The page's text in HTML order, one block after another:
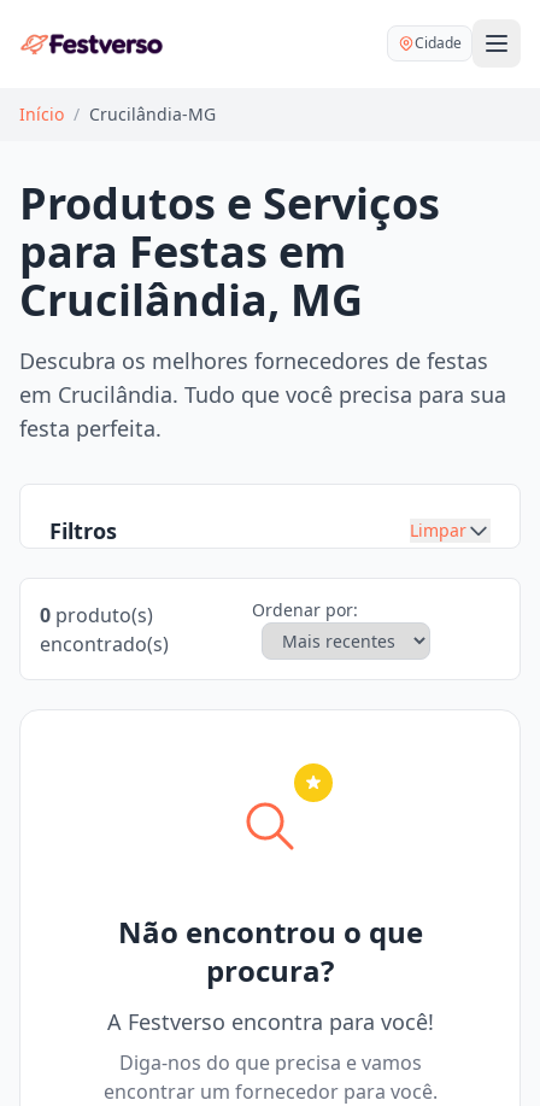
Cidade
Balões delivery
Decoração personalizada
Pegue e Monte
Festa na mesa
Mesas e cadeiras
Buffet
DJ
Início / Crucilândia-MG
Produtos e Serviços
para Festas em
Crucilândia, MG
Descubra os melhores fornecedores de festas
em Crucilândia. Tudo que você precisa para sua
festa perfeita.
Filtros Limpar
Máximo
0 produto(s)
encontrado(s)
Ordenar por:
Não encontrou o que
procura?
A Festverso encontra para você!
Diga-nos do que precisa e vamos
encontrar um fornecedor para você.